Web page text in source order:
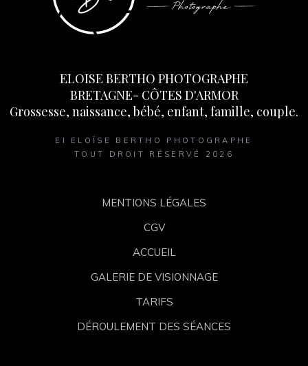
ELOISE BERTHO PHOTOGRAPHE
BRETAGNE- CÔTES D'ARMOR
Grossesse, naissance, bébé, enfant, famille, couple.
EI ELOÏSE BERTHO PHOTOGRAPHE
TOUT DROIT RÉSERVÉ 2026
MENTIONS LÉGALES
CGV
ACCUEIL
GALERIE DE VISIONNAGE
TARIFS
DÉROULEMENT DES SÉANCES